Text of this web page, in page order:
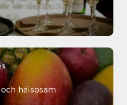
hälsosam